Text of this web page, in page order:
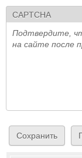
CAPTCHA
Подтвердите,
на сайте после